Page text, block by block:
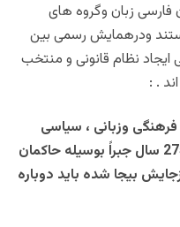
فارسی زبان وگروه های
ودرهمایش رسمی بین
ایجاد نظام قانونی و منتخب
. :
وزبانی ، سیاسی
وتاریخی این سرزمین که در فرآیند 275 سال جبراً بوسیله حاکمان
بیجا شده باید دوباره